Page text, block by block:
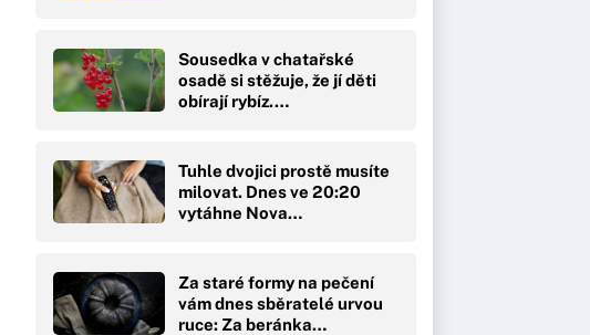
Sousedka v chatařské
osadě si stěžuje, že jí děti
obírají rybíz.…
Tuhle dvojici prostě musíte
milovat. Dnes ve 20:20
vytáhne Nova…
Za staré formy na pečení
vám dnes sběratelé urvou
ruce: Za beránka…